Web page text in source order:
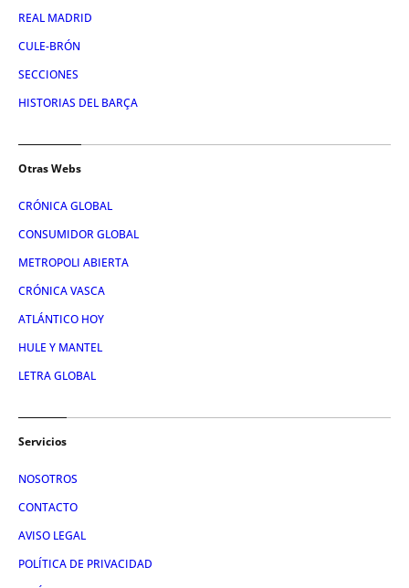
REAL MADRID
CULE-BRÓN
SECCIONES
HISTORIAS DEL BARÇA
Otras Webs
CRÓNICA GLOBAL
CONSUMIDOR GLOBAL
METROPOLI ABIERTA
CRÓNICA VASCA
ATLÁNTICO HOY
HULE Y MANTEL
LETRA GLOBAL
Servicios
NOSOTROS
CONTACTO
AVISO LEGAL
POLÍTICA DE PRIVACIDAD